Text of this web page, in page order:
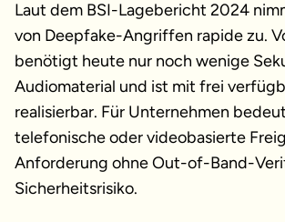
Laut dem BSI-Lagebericht 2024
von Deepfake-Angriffen rapide zu.
benötigt heute nur noch wenige
Audiomaterial und ist mit frei
realisierbar. Für Unternehmen
telefonische oder videobasierte
Anforderung ohne Out-of-Band-
Sicherheitsrisiko.